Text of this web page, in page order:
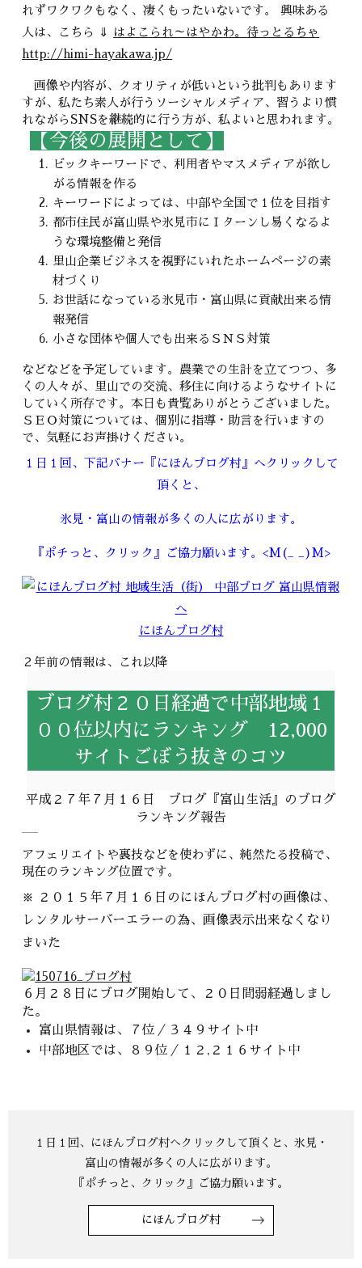
れずワクワクもなく、凄くもったいないです。 興味ある
人は、こちら ⇓
はよこられ～はやかわ。待っとるちゃ
http://himi-hayakawa.jp/
画像や内容が、クオリティが低いという批判もあります
すが、私たち素人が行うソーシャルメディア、習うより慣
れながらSNSを継続的に行う方が、私よいと思われます。
【今後の展開として】
ビックキーワードで、利用者やマスメディアが欲し
がる情報を作る
キーワードによっては、中部や全国で１位を目指す
都市住民が富山県や氷見市にＩターンし易くなるよ
うな環境整備と発信
里山企業ビジネスを視野にいれたホームページの素
材づくり
お世話になっている氷見市・富山県に貢献出来る情
報発信
小さな団体や個人でも出来るＳＮＳ対策
などなどを予定しています。農業での生計を立てつつ、多
くの人々が、里山での交流、移住に向けるようなサイトに
していく所存です。本日も貴覧ありがとうございました。
ＳＥＯ対策については、個別に指導・助言を行いますの
で、気軽にお声掛けください。
１日１回、下記バナー『にほんブログ村』へクリックして
頂くと、
氷見・富山の情報が多くの人に広がります。
『ポチっと、クリック』ご協力願います。<M(_ _)M>
にほんブログ村
２年前の情報は、これ以降
ブログ村２０日経過で中部地域１
００位以内にランキング 12,000
サイトごぼう抜きのコツ
平成２７年７月１６日 ブログ『富山生活』のブログ
ランキング報告
アフェリエイトや裏技などを使わずに、純然たる投稿で、
現在のランキング位置です。
※
２０１５年７月１６日のにほんブログ村の画像は、
レンタルサーバーエラーの為、画像表示出来なくなり
まいた
６月２８日にブログ開始して、２０日間弱経過しまし
た。
富山県情報は、７位／３４９サイト中
中部地区では、８９位／１２,２１６サイト中
にほんブログ村